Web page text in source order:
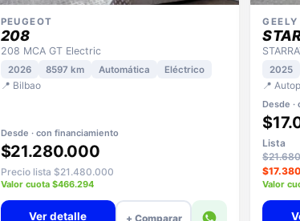
PEUGEOT
208
208 MCA GT Electric
2026
Desde · con financiamiento
$21.280.000
Precio lista $21.480.000
Valor cuota $466.294
GEELY
2025
📍
Desde ·
Lista
Valor